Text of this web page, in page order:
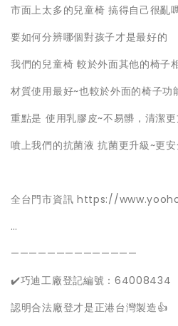
市面上太多的兒童椅 搞得自己很亂
要如何分辨哪個對孩子才是最好的
我們的兒童椅 較於外面其他的椅子
材質使用最好~也較於外面的椅子功
重點是 使用乳膠皮~不易髒，清潔
噴上我們的抗菌液 抗菌更升級~更安
全台門市資訊 https://
…
——————————————
✔️巧迪工廠登記編號：64008434
認明合法廠登才是正港台灣製造👍